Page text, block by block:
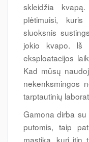
skleidžia
plėtimuisi,
sluoksnis
jokio kvapo. Iš
eksploatacijos
Kad mūsų
nekenksmingos
tarptautinių
Gamona dirba
putomis, taip
mastika, kuri itin